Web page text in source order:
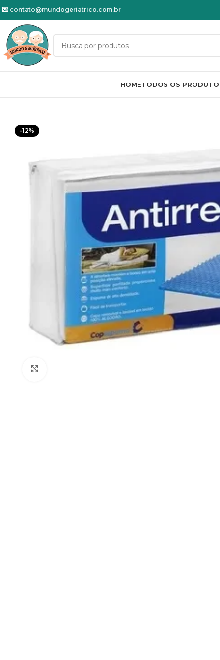
💌 contato@mundogeriatrico.com.br
HOMETODOS OS
-12%